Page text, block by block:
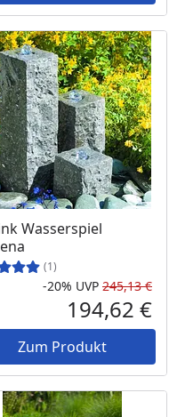
Preis
Wasserspiel
(1)
-20% UVP 245,13 €
194,62 €
Zum Produkt